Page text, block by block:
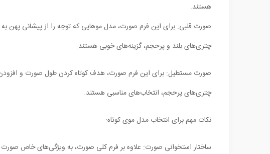
هستند.
صورت قلبی: برای این فرم صورت، مدل موهایی که توجه را از پیشانی پهن
چتری‌های بلند و پرحجم، گزینه‌های خوبی هستند.
صورت مستطیل: برای این فرم صورت، هدف کوتاه کردن طول صورت و
چتری‌های پرحجم، انتخاب‌های مناسبی هستند.
نکات مهم برای انتخاب مدل موی کوتاه:
ساختار استخوانی صورت: علاوه بر فرم کلی صورت، به ویژگی‌های خاص صورت